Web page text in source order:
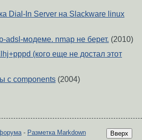
Dial-In Server на Slackware linux
adsl-модеме. nmap не берет. (2010)
(кого еще не достал этот
с components (2004)
Вверх
- Разметка Markdown